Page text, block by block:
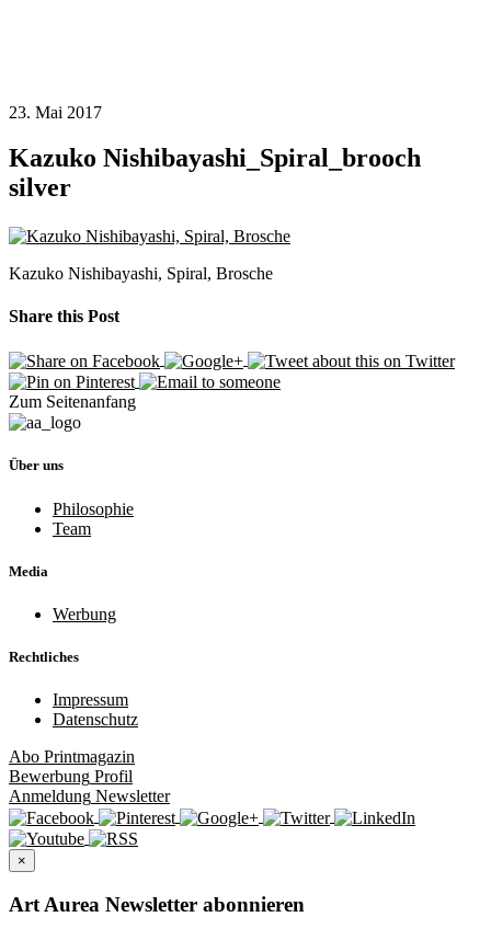
23. Mai 2017
Kazuko Nishibayashi_Spiral_brooch
silver
Kazuko Nishibayashi, Spiral, Brosche
Share this Post
Zum Seitenanfang
Über uns
Philosophie
Team
Media
Werbung
Rechtliches
Impressum
Datenschutz
Abo Printmagazin
Bewerbung Profil
Anmeldung Newsletter
×
Art Aurea Newsletter abonnieren